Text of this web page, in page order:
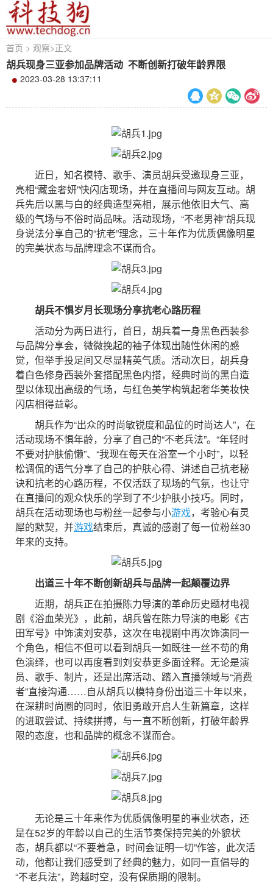
首页 > 观察>正文
胡兵现身三亚参加品牌活动 不断创新打破年龄界限
2023-03-28 13:37:11
近日，知名模特、歌手、演员胡兵受邀现身三亚，
亮相“藏金奢妍”快闪店现场，并在直播间与网友互动。胡
兵先后以黑与白的经典造型亮相，展示他依旧大气、高
级的气场与不俗时尚品味。活动现场，“不老男神”胡兵现
身说法分享自己的“抗老”理念，三十年作为优质偶像明星
的完美状态与品牌理念不谋而合。
胡兵不惧岁月长现场分享抗老心路历程
活动分为两日进行，首日，胡兵着一身黑色西装参
与品牌分享会，微微挽起的袖子体现出随性休闲的感
觉，但举手投足间又尽显精英气质。活动次日，胡兵身
着白色修身西装外套搭配黑色内搭，经典时尚的黑白造
型以体现出高级的气场，与红色美学构筑起奢华美妆快
闪店相得益彰。
胡兵作为“出众的时尚敏锐度和品位的时尚达人”，在
活动现场不惧年龄，分享了自己的“不老兵法”。“年轻时
不要对护肤偷懒”、“我现在每天在浴室一个小时”，以轻
松调侃的语气分享了自己的护肤心得、讲述自己抗老秘
诀和抗老的心路历程，不仅活跃了现场的气氛，也让守
在直播间的观众快乐的学到了不少护肤小技巧。同时，
胡兵在活动现场也与粉丝一起参与小游戏，考验心有灵
犀的默契，并游戏结束后，真诚的感谢了每一位粉丝30
年来的支持。
出道三十年不断创新胡兵与品牌一起颠覆边界
近期，胡兵正在拍摄陈力导演的革命历史题材电视
剧《浴血荣光》，此前，胡兵曾在陈力导演的电影《古
田军号》中饰演刘安恭，这次在电视剧中再次饰演同一
个角色，相信不但可以看到胡兵一如既往一丝不苟的角
色演绎，也可以再度看到刘安恭更多面诠释。无论是演
员、歌手、制片，还是出席活动、踏入直播领域与“消费
者”直接沟通……自从胡兵以模特身份出道三十年以来，
在深耕时尚圈的同时，依旧勇敢开启人生新篇章，这样
的进取尝试、持续拼搏，与一直不断创新，打破年龄界
限的态度，也和品牌的概念不谋而合。
无论是三十年来作为优质偶像明星的事业状态，还
是在52岁的年龄以自己的生活节奏保持完美的外貌状
态，胡兵都以“不要着急，时间会证明一切”作答，此次活
动，他都让我们感受到了经典的魅力，如同一直倡导的
“不老兵法”，跨越时空，没有保质期的限制。